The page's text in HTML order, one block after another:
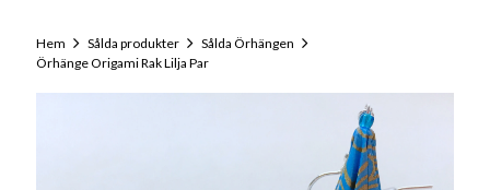
Hem Sålda produkter
Sålda Örhängen
Örhänge Origami Rak Lilja Par